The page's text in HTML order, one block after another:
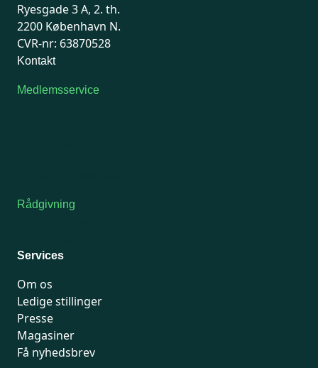
Ryesgade 3 A, 2. th.
2200 København N.
CVR-nr: 63870528
Kontakt
Medlemsservice
Rådgivning
Services
Om os
Ledige stillinger
Presse
Magasiner
Få nyhedsbrev